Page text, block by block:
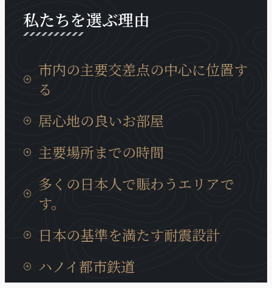
私たちを選ぶ理由
市内の主要交差点の中心に位置す
る
タンロン工業団地までの移動時間は15分、イノバイ
国際空港までは30分と通勤等にも非常に便利な場所
居心地の良いお部屋
日本製の設備が充実していて、ベトナムに居ても、
日本の我が家の居心地に癒やされます。
主要場所までの時間
タンロン工業団地までの移動時間は15分、イノバイ
国際空港までは30分と通勤等にも非常に便利な場所
に位置しております。
多くの日本人で賑わうエリアで
す。
近くには多くの日系企業も、キムマー通り、ダオタ
ン通りに集まっています。また、周辺には多様な商
宅街にも近いロケーションです。
日本の基準を満たす耐震設計
ハノイの建造物では非常にめずらいい耐震構造のビ
ルディングで、安心に宿泊できます。
ハノイ都市鉄道